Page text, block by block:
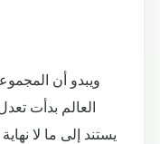
العالم بدأت
يستند إلى ما لا